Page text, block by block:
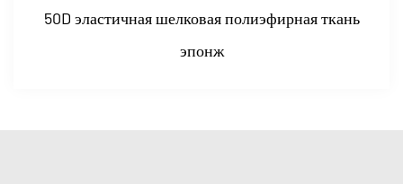
шелковая полиэфирная ткань
100D